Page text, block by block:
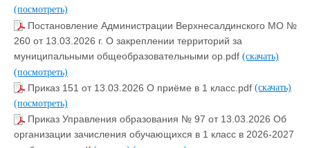
(посмотреть)
Постановление Администрации Верхнесалдинского МО №
260 от 13.03.2026 г. О закреплении территорий за
муниципальными общеобразовательными ор.pdf (скачать)
(посмотреть)
Приказ 151 от 13.03.2026 О приёме в 1 класс.pdf (скачать)
(посмотреть)
Приказ Управления образования № 97 от 13.03.2026 Об
организации зачисления обучающихся в 1 класс в 2026-2027